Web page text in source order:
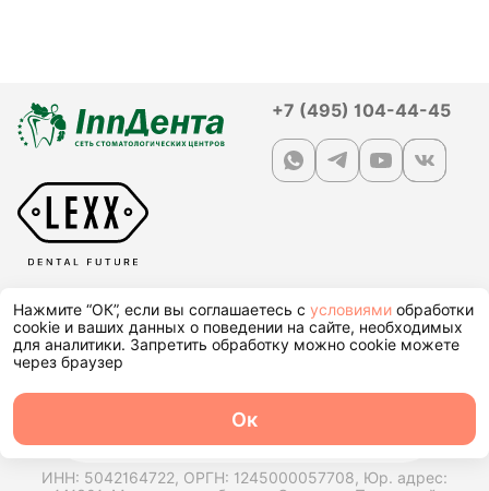
+7 (495) 104-44-45
© 2026, InnDenta. Сеть стоматологических центров |
Политика в области обработки персональных данных
Все права защищены.
Лицензия на осуществление медицинской деятельности
Л041-01162-50/04981862
ИНН: 5042164722, ОРГН: 1245000057708, Юр. адрес:
Нажмите “ОК”, если вы соглашаетесь с условиями обработки
cookie и ваших данных о поведении на сайте, необходимых
для аналитики. Запретить обработку можно cookie можете
через браузер
Ок